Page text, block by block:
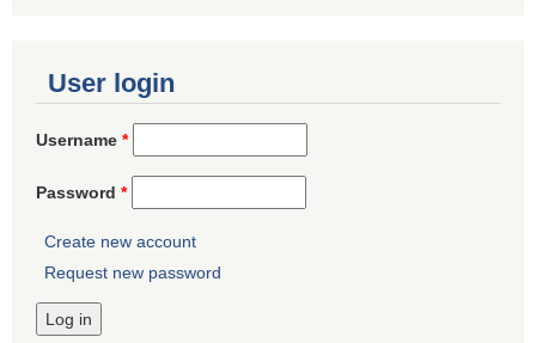
User login
Username *
Password *
Create new account
Request new password